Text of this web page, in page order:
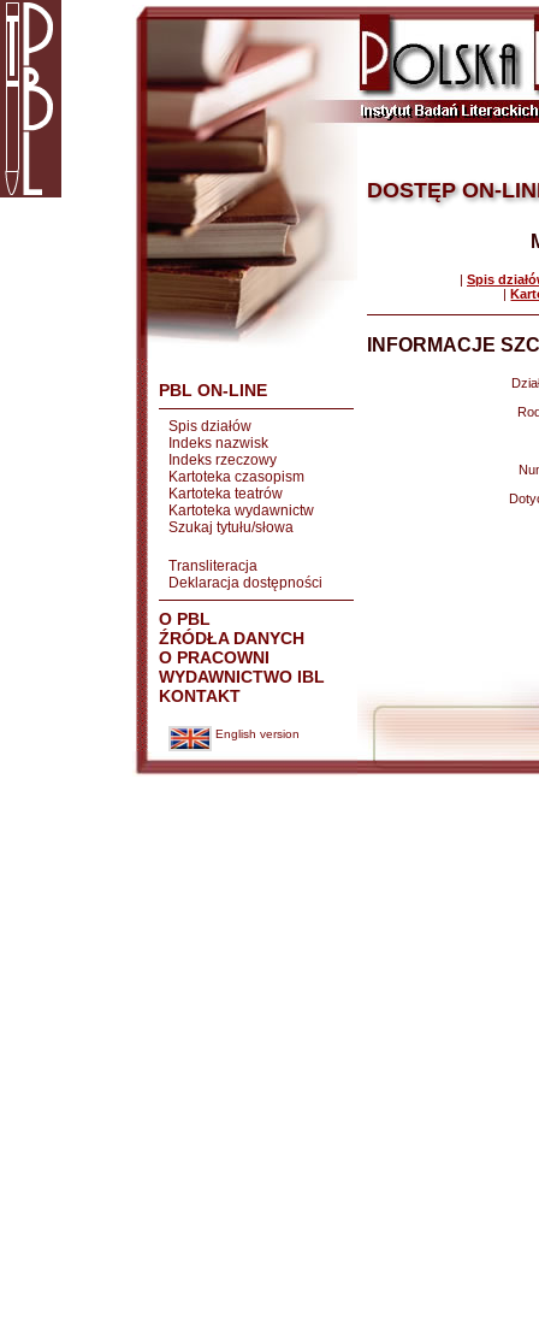
PBL ON-LINE
Spis działów
Indeks nazwisk
Indeks rzeczowy
Kartoteka czasopism
Kartoteka teatrów
Kartoteka wydawnictw
Szukaj tytułu/słowa
Transliteracja
Deklaracja dostępności
O PBL
ŹRÓDŁA DANYCH
O PRACOWNI
WYDAWNICTWO IBL
KONTAKT
English version
DOSTĘP ON-
| Spis
|
INFORMACJE